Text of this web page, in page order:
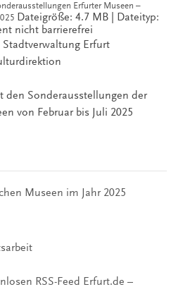
Erfurter Museen –
Dateigröße: 4.7 MB | Dateityp:
nicht barrierefrei
Stadtverwaltung Erfurt
den Sonderausstellungen der
von Februar bis Juli 2025
Museen im Jahr 2025
RSS-Feed Erfurt.de –